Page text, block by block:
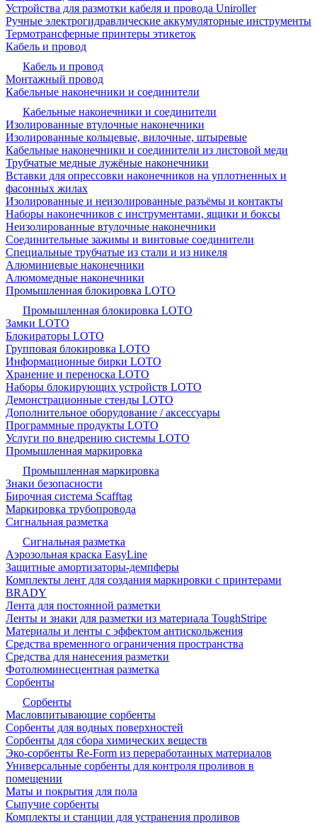
Устройства для размотки кабеля и провода Uniroller
Ручные электрогидравлические аккумуляторные инструменты
Термотрансферные принтеры этикеток
Кабель и провод
Кабель и провод
Монтажный провод
Кабельные наконечники и соединители
Кабельные наконечники и соединители
Изолированные втулочные наконечники
Изолированные кольцевые, вилочные, штыревые
Кабельные наконечники и соединители из листовой меди
Трубчатые медные лужёные наконечники
Вставки для опрессовки наконечников на уплотненных и
фасонных жилах
Изолированные и неизолированные разъёмы и контакты
Наборы наконечников с инструментами, ящики и боксы
Неизолированные втулочные наконечники
Соединительные зажимы и винтовые соединители
Специальные трубчатые из стали и из никеля
Алюминиевые наконечники
Алюмомедные наконечники
Промышленная блокировка LOTO
Промышленная блокировка LOTO
Замки LOTO
Блокираторы LOTO
Групповая блокировка LOTO
Информационные бирки LOTO
Хранение и переноска LOTO
Наборы блокирующих устройств LOTO
Демонстрационные стенды LOTO
Дополнительное оборудование / аксессуары
Программные продукты LOTO
Услуги по внедрению системы LOTO
Промышленная маркировка
Промышленная маркировка
Знаки безопасности
Бирочная система Scafftag
Маркировка трубопровода
Сигнальная разметка
Сигнальная разметка
Аэрозольная краска EasyLine
Защитные амортизаторы-демпферы
Комплекты лент для создания маркировки с принтерами
BRADY
Лента для постоянной разметки
Ленты и знаки для разметки из материала ToughStripe
Материалы и ленты с эффектом антискольжения
Средства временного ограничения пространства
Средства для нанесения разметки
Фотолюминесцентная разметка
Сорбенты
Сорбенты
Масловпитывающие сорбенты
Сорбенты для водных поверхностей
Сорбенты для сбора химических веществ
Эко-сорбенты Re-Form из переработанных материалов
Универсальные сорбенты для контроля проливов в
помещении
Маты и покрытия для пола
Сыпучие сорбенты
Комплекты и станции для устранения проливов